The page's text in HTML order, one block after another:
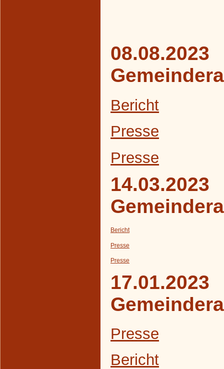
08.08.2023
Bericht
Presse
Presse
14.03.2023
Bericht
Presse
Presse
17.01.2023
Presse
Bericht